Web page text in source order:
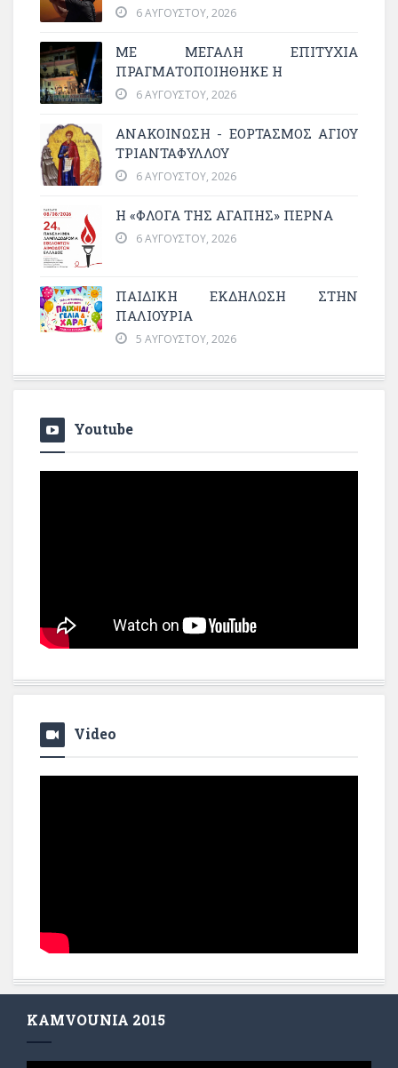
6 ΑΥΓΟΎΣΤΟΥ, 2026
ΜΕ ΜΕΓΆΛΗ ΕΠΙΤΥΧΊΑ
ΠΡΑΓΜΑΤΟΠΟΙΉΘΗΚΕ Η
6 ΑΥΓΟΎΣΤΟΥ, 2026
ΑΝΑΚΟΙΝΩΣΗ - ΕΟΡΤΑΣΜΟΣ ΑΓΙΟΥ
ΤΡΙΑΝΤΑΦΥΛΛΟΥ
6 ΑΥΓΟΎΣΤΟΥ, 2026
Η «ΦΛΌΓΑ ΤΗΣ ΑΓΆΠΗΣ» ΠΕΡΝΆ
6 ΑΥΓΟΎΣΤΟΥ, 2026
ΠΑΙΔΙΚΗ ΕΚΔΗΛΩΣΗ ΣΤΗΝ
ΠΑΛΙΟΥΡΙΑ
5 ΑΥΓΟΎΣΤΟΥ, 2026
Youtube
Video
KAMVOUNIA 2015